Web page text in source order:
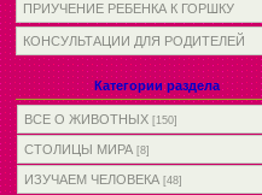
ПРИУЧЕНИЕ РЕБЕНКА К ГОРШКУ
КОНСУЛЬТАЦИИ ДЛЯ РОДИТЕЛЕЙ
Категории раздела
ВСЕ О ЖИВОТНЫХ [150]
СТОЛИЦЫ МИРА [8]
ИЗУЧАЕМ ЧЕЛОВЕКА [48]